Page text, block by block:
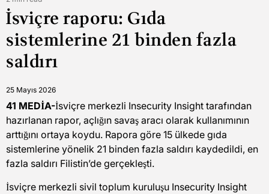
Estimated
read
time
İsviçre raporu: Gıda
sistemlerine 21 binden fazla
saldırı
25 Mayıs 2026
41 MEDİA-İsviçre merkezli Insecurity Insight tarafından
hazırlanan rapor, açlığın savaş aracı olarak kullanımının
arttığını ortaya koydu. Rapora göre 15 ülkede gıda
sistemlerine yönelik 21 binden fazla saldırı kaydedildi, en
fazla saldırı Filistin’de gerçekleşti.
İsviçre merkezli sivil toplum kuruluşu Insecurity Insight